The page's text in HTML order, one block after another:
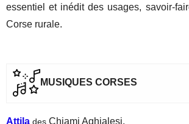
essentiel et inédit des usages, savoir-
Corse rurale.
MUSIQUES CORSES
Attila des Chjami Aghjalesi.